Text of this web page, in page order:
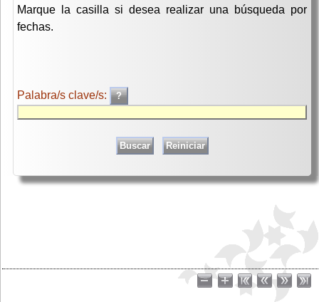
Marque la casilla si desea realizar una búsqueda por
fechas.
Palabra/s clave/s: